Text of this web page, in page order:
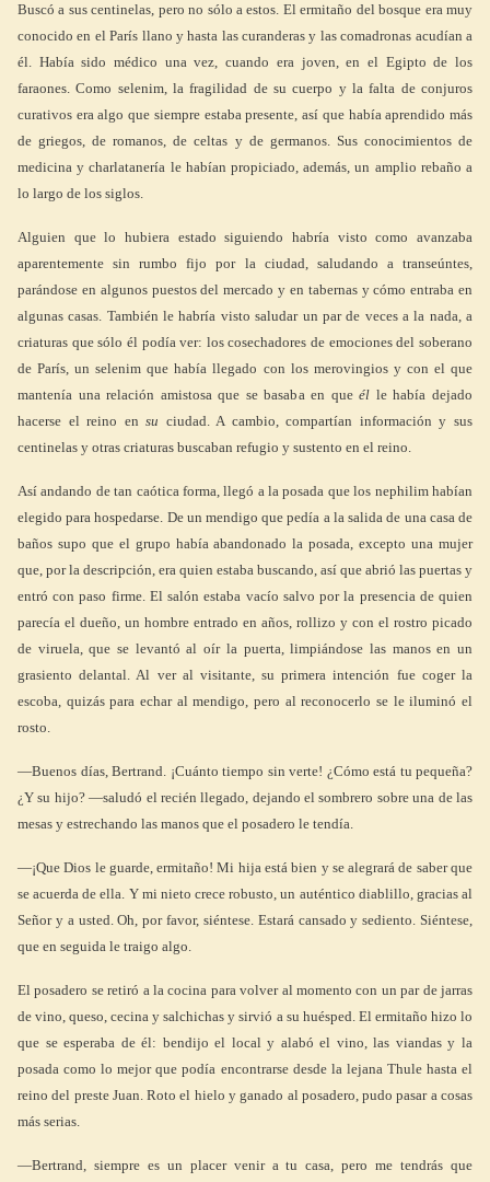
Buscó a sus centinelas, pero no sólo a estos. El ermitaño del bosque era muy
conocido en el París llano y hasta las curanderas y las comadronas acudían a
él. Había sido médico una vez, cuando era joven, en el Egipto de los
faraones. Como selenim, la fragilidad de su cuerpo y la falta de conjuros
curativos era algo que siempre estaba presente, así que había aprendido más
de griegos, de romanos, de celtas y de germanos. Sus conocimientos de
medicina y charlatanería le habían propiciado, además, un amplio rebaño a
lo largo de los siglos.
Alguien que lo hubiera estado siguiendo habría visto como avanzaba
aparentemente sin rumbo fijo por la ciudad, saludando a transeúntes,
parándose en algunos puestos del mercado y en tabernas y cómo entraba en
algunas casas. También le habría visto saludar un par de veces a la nada, a
criaturas que sólo él podía ver: los cosechadores de emociones del soberano
de París, un selenim que había llegado con los merovingios y con el que
mantenía una relación amistosa que se basaba en queél le había dejado
hacerse el reino ensu ciudad. A cambio, compartían información y sus
centinelas y otras criaturas buscaban refugio y sustento en el reino.
Así andando de tan caótica forma, llegó a la posada que los nephilim habían
elegido para hospedarse. De un mendigo que pedía a la salida de una casa de
baños supo que el grupo había abandonado la posada, excepto una mujer
que, por la descripción, era quien estaba buscando, así que abrió las puertas y
entró con paso firme. El salón estaba vacío salvo por la presencia de quien
parecía el dueño, un hombre entrado en años, rollizo y con el rostro picado
de viruela, que se levantó al oír la puerta, limpiándose las manos en un
grasiento delantal. Al ver al visitante, su primera intención fue coger la
escoba, quizás para echar al mendigo, pero al reconocerlo se le iluminó el
rosto.
—Buenos días, Bertrand. ¡Cuánto tiempo sin verte! ¿Cómo está tu pequeña?
¿Y su hijo? —saludó el recién llegado, dejando el sombrero sobre una de las
mesas y estrechando las manos que el posadero le tendía.
—¡Que Dios le guarde, ermitaño! Mi hija está bien y se alegrará de saber que
se acuerda de ella. Y mi nieto crece robusto, un auténtico diablillo, gracias al
Señor y a usted. Oh, por favor, siéntese. Estará cansado y sediento. Siéntese,
que en seguida le traigo algo.
El posadero se retiró a la cocina para volver al momento con un par de jarras
de vino, queso, cecina y salchichas y sirvió a su huésped. El ermitaño hizo lo
que se esperaba de él: bendijo el local y alabó el vino, las viandas y la
posada como lo mejor que podía encontrarse desde la lejana Thule hasta el
reino del preste Juan. Roto el hielo y ganado al posadero, pudo pasar a cosas
más serias.
—Bertrand, siempre es un placer venir a tu casa, pero me tendrás que